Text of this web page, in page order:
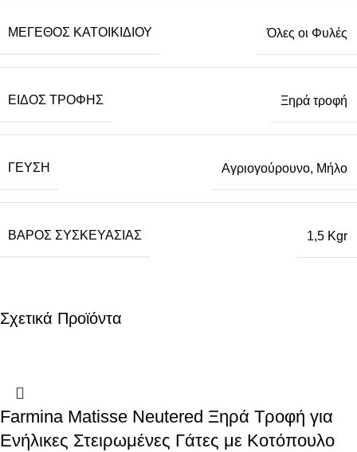
ΜΈΓΕΘΟΣ ΚΑΤΟΙΚΙΔΊΟΥ Όλες οι Φυλές
ΕΊΔΟΣ ΤΡΟΦΉΣ Ξηρά τροφή
ΓΕΎΣΗ Αγριογούρουνο, Μήλο
ΒΆΡΟΣ ΣΥΣΚΕΥΑΣΊΑΣ 1,5 Kgr
Σχετικά Προϊόντα
Farmina Matisse Neutered Ξηρά Τροφή για
Ενήλικες Στειρωμένες Γάτες με Κοτόπουλο